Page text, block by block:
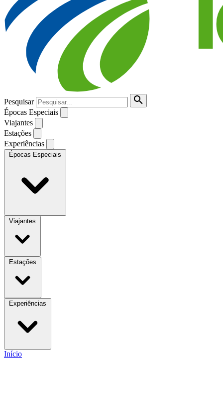
Pesquisar
Épocas Especiais
Viajantes
Estações
Experiências
Épocas Especiais
Viajantes
Estações
Experiências
Início